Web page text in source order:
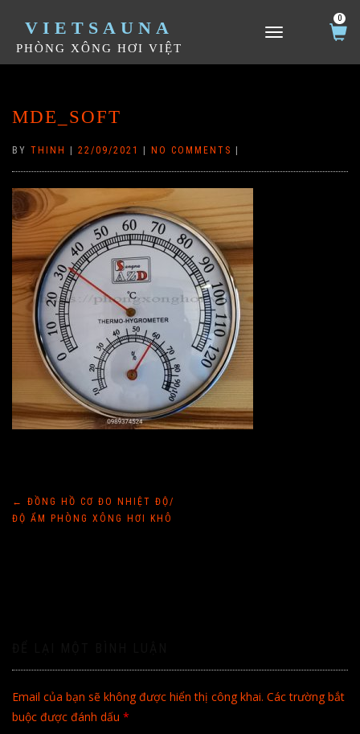
VIETSAUNA
PHÒNG XÔNG HƠI VIỆT
TOGGLE NAVIGATION
0
MDE_SOFT
BY THINH 22/09/2021 NO COMMENTS
Điều
←
ĐỒNG HỒ CƠ ĐO NHIỆT ĐỘ/
ĐỘ ẨM PHÒNG XÔNG HƠI KHÔ
Email của bạn sẽ không được hiển thị công khai. Các trường bắt
buộc được đánh dấu *